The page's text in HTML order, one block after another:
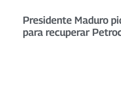
Presidente Maduro
para recuperar